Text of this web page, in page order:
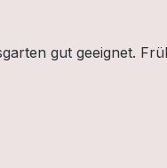
gut geeignet.